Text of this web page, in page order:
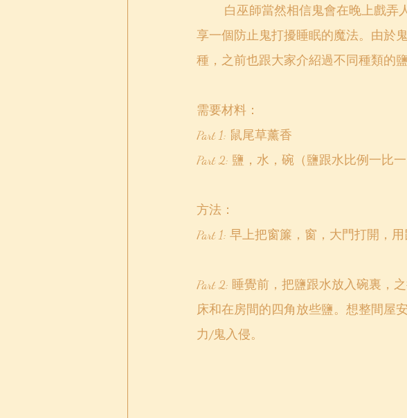
享一個防止鬼打擾睡眠的魔法。由於
種，之前也跟大家介紹過不同種類的
需要材料：
Part 1: 鼠尾草薰香
Part 2: 鹽，水，碗（鹽跟水比例一比一
方法：
Part 1: 早上把窗簾，窗，大門打開，
Part 2: 睡覺前，把鹽跟水放入碗裏，
床和在房間的四角放些鹽。想整間屋
力/鬼入侵。